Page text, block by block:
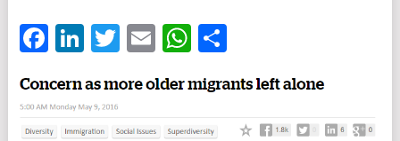
Facebook
LinkedIn
Twitter
EmailWhatsApp
分